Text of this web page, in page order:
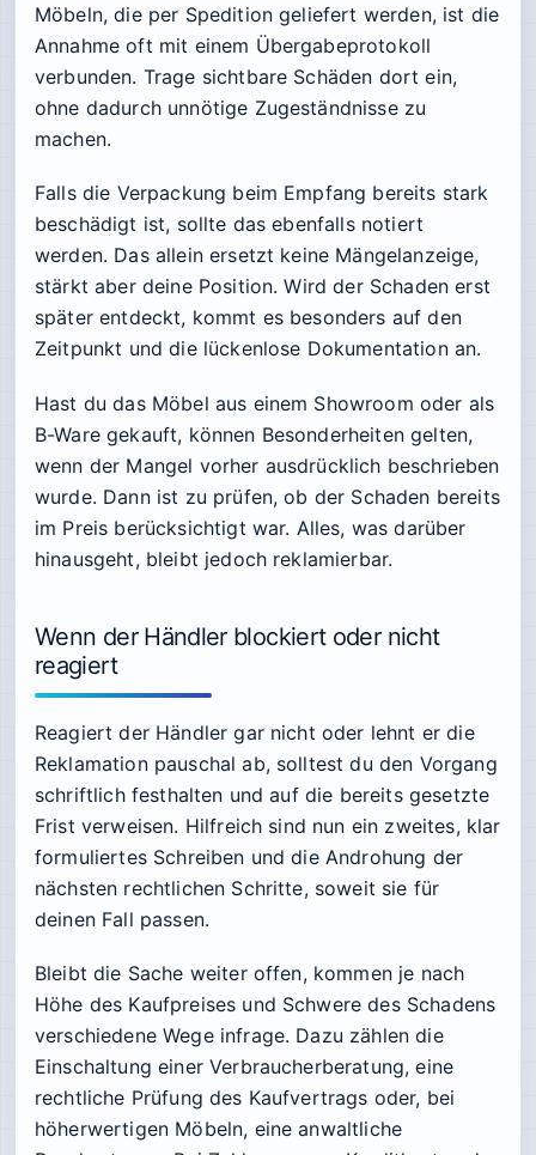
Möbeln, die per Spedition geliefert werden, ist die
Annahme oft mit einem Übergabeprotokoll
verbunden. Trage sichtbare Schäden dort ein,
ohne dadurch unnötige Zugeständnisse zu
machen.
Falls die Verpackung beim Empfang bereits stark
beschädigt ist, sollte das ebenfalls notiert
werden. Das allein ersetzt keine Mängelanzeige,
stärkt aber deine Position. Wird der Schaden erst
später entdeckt, kommt es besonders auf den
Zeitpunkt und die lückenlose Dokumentation an.
Hast du das Möbel aus einem Showroom oder als
B-Ware gekauft, können Besonderheiten gelten,
wenn der Mangel vorher ausdrücklich beschrieben
wurde. Dann ist zu prüfen, ob der Schaden bereits
im Preis berücksichtigt war. Alles, was darüber
hinausgeht, bleibt jedoch reklamierbar.
Wenn der Händler blockiert oder nicht
reagiert
Reagiert der Händler gar nicht oder lehnt er die
Reklamation pauschal ab, solltest du den Vorgang
schriftlich festhalten und auf die bereits gesetzte
Frist verweisen. Hilfreich sind nun ein zweites, klar
formuliertes Schreiben und die Androhung der
nächsten rechtlichen Schritte, soweit sie für
deinen Fall passen.
Bleibt die Sache weiter offen, kommen je nach
Höhe des Kaufpreises und Schwere des Schadens
verschiedene Wege infrage. Dazu zählen die
Einschaltung einer Verbraucherberatung, eine
rechtliche Prüfung des Kaufvertrags oder, bei
höherwertigen Möbeln, eine anwaltliche